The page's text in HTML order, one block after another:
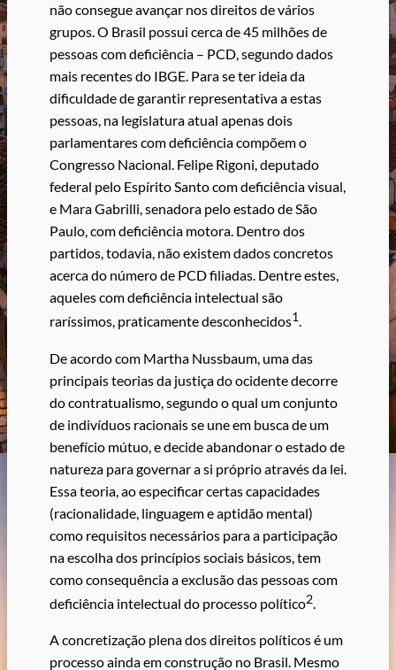
não consegue avançar nos direitos de vários
grupos. O Brasil possui cerca de 45 milhões de
pessoas com deficiência – PCD, segundo dados
mais recentes do IBGE. Para se ter ideia da
dificuldade de garantir representativa a estas
pessoas, na legislatura atual apenas dois
parlamentares com deficiência compõem o
Congresso Nacional. Felipe Rigoni, deputado
federal pelo Espírito Santo com deficiência visual,
e Mara Gabrilli, senadora pelo estado de São
Paulo, com deficiência motora. Dentro dos
partidos, todavia, não existem dados concretos
acerca do número de PCD filiadas. Dentre estes,
aqueles com deficiência intelectual são
raríssimos, praticamente desconhecidos1.
De acordo com Martha Nussbaum, uma das
principais teorias da justiça do ocidente decorre
do contratualismo, segundo o qual um conjunto
de indivíduos racionais se une em busca de um
benefício mútuo, e decide abandonar o estado de
natureza para governar a si próprio através da lei.
Essa teoria, ao especificar certas capacidades
(racionalidade, linguagem e aptidão mental)
como requisitos necessários para a participação
na escolha dos princípios sociais básicos, tem
como consequência a exclusão das pessoas com
deficiência intelectual do processo político2.
A concretização plena dos direitos políticos é um
processo ainda em construção no Brasil. Mesmo